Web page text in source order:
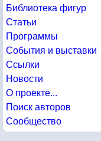
Библиотека фигур
Статьи
Программы
События и выставки
Ссылки
Новости
О проекте...
Поиск авторов
Сообщество